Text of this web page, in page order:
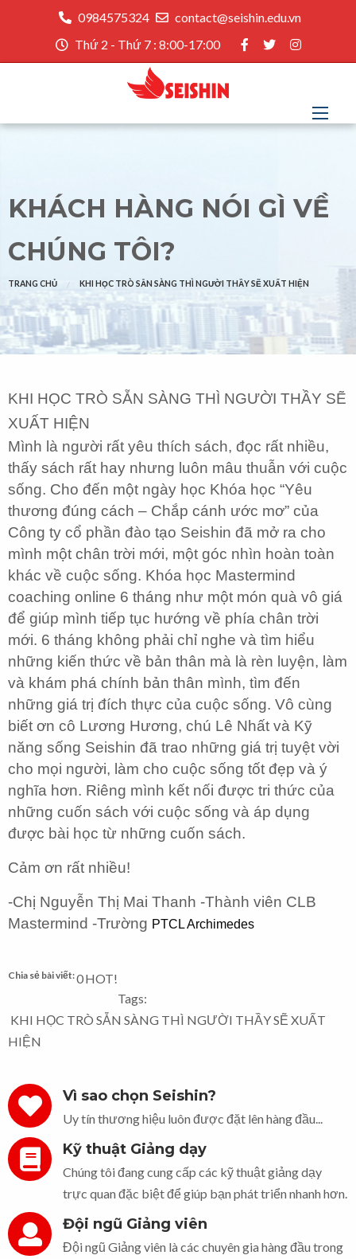
0984575324
contact@seishin.edu.vn
Thứ 2 - Thứ 7 : 8:00-17:00
KHÁCH HÀNG NÓI GÌ VỀ
CHÚNG TÔI?
TRANG CHỦ KHI HỌC TRÒ SẴN SÀNG THÌ NGƯỜI THẦY SẼ XUẤT HIỆN
KHI HỌC TRÒ SẴN SÀNG THÌ NGƯỜI THẦY SẼ
XUẤT HIỆN
Mình là người rất yêu thích sách, đọc rất nhiều,
thấy sách rất hay nhưng luôn mâu thuẫn với cuộc
sống. Cho đến một ngày học Khóa học “Yêu
thương đúng cách – Chắp cánh ước mơ” của
Công ty cổ phần đào tạo Seishin đã mở ra cho
mình một chân trời mới, một góc nhìn hoàn toàn
khác về cuộc sống. Khóa học Mastermind
coaching online 6 tháng như một món quà vô giá
để giúp mình tiếp tục hướng về phía chân trời
mới. 6 tháng không phải chỉ nghe và tìm hiểu
những kiến thức về bản thân mà là rèn luyện, làm
và khám phá chính bản thân mình, tìm đến
những giá trị đích thực của cuộc sống. Vô cùng
biết ơn cô Lương Hương, chú Lê Nhất và Kỹ
năng sống Seishin đã trao những giá trị tuyệt vời
cho mọi người, làm cho cuộc sống tốt đẹp và ý
nghĩa hơn. Riêng mình kết nối được tri thức của
những cuốn sách với cuộc sống và áp dụng
được bài học từ những cuốn sách.
Cảm ơn rất nhiều!
-Chị Nguyễn Thị Mai Thanh -Thành viên CLB
Mastermind -Trường PTCL Archimedes
Chia sẻ bài viết:0HOT!
Tags:
KHI HỌC TRÒ SẴN SÀNG THÌ NGƯỜI THẦY SẼ XUẤT
HIỆN
Vì sao chọn Seishin?
Uy tín thương hiệu luôn được đặt lên hàng đầu...
Kỹ thuật Giảng dạy
Chúng tôi đang cung cấp các kỹ thuật giảng dạy
trực quan đặc biệt để giúp bạn phát triển nhanh hơn.
Đội ngũ Giảng viên
Đội ngũ Giảng viên là các chuyên gia hàng đầu trong